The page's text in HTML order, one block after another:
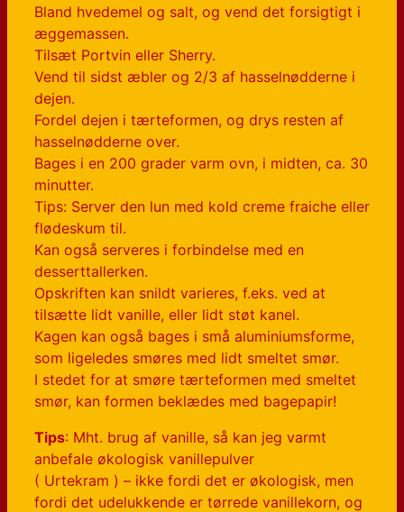
Bland hvedemel og salt, og vend det forsigtigt i
æggemassen.
Tilsæt Portvin eller Sherry.
Vend til sidst æbler og 2/3 af hasselnødderne i
dejen.
Fordel dejen i tærteformen, og drys resten af
hasselnødderne over.
Bages i en 200 grader varm ovn, i midten, ca. 30
minutter.
Tips: Server den lun med kold creme fraiche eller
flødeskum til.
Kan også serveres i forbindelse med en
desserttallerken.
Opskriften kan snildt varieres, f.eks. ved at
tilsætte lidt vanille, eller lidt støt kanel.
Kagen kan også bages i små aluminiumsforme,
som ligeledes smøres med lidt smeltet smør.
I stedet for at smøre tærteformen med smeltet
smør, kan formen beklædes med bagepapir!
Tips: Mht. brug af vanille, så kan jeg varmt
anbefale økologisk vanillepulver
( Urtekram ) – ikke fordi det er økologisk, men
fordi det udelukkende er tørrede vanillekorn, og